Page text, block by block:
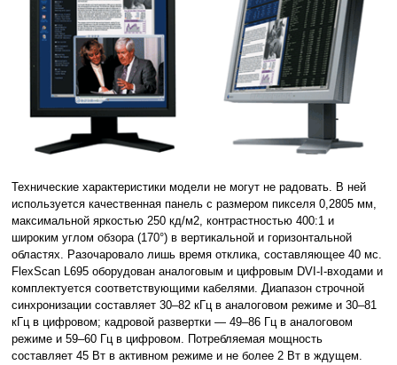
Технические характеристики модели не могут не радовать. В ней
используется качественная панель с размером пикселя 0,2805 мм,
максимальной яркостью 250 кд/м2, контрастностью 400:1 и
широким углом обзора (170°) в вертикальной и горизонтальной
областях. Разочаровало лишь время отклика, составляющее 40 мс.
FlexScan L695 оборудован аналоговым и цифровым DVI-I-входами и
комплектуется соответствующими кабелями. Диапазон строчной
синхронизации составляет 30–82 кГц в аналоговом режиме и 30–81
кГц в цифровом; кадровой развертки — 49–86 Гц в аналоговом
режиме и 59–60 Гц в цифровом. Потребляемая мощность
составляет 45 Вт в активном режиме и не более 2 Вт в ждущем.